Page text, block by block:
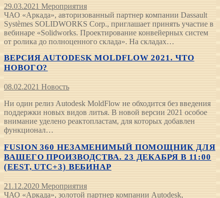
29.03.2021 Мероприятия
ЧАО «Аркада», авторизованный партнер компании Dassault
Systèmes SOLIDWORKS Corp., приглашает принять участие в
вебинаре «Solidworks. Проектирование конвейерных систем
от ролика до полноценного склада». На складах…
ВЕРСИЯ AUTODESK MOLDFLOW 2021. ЧТО
НОВОГО?
08.02.2021 Новость
Ни один релиз Autodesk MoldFlow не обходится без введения
поддержки новых видов литья. В новой версии 2021 особое
внимание уделено реактопластам, для которых добавлен
функционал…
FUSION 360 НЕЗАМЕНИМЫЙ ПОМОЩНИК ДЛЯ
ВАШЕГО ПРОИЗВОДСТВА. 23 ДЕКАБРЯ В 11:00
(EEST, UTC+3) ВЕБИНАР
21.12.2020 Мероприятия
ЧАО «Аркада», золотой партнер компании Autodesk,